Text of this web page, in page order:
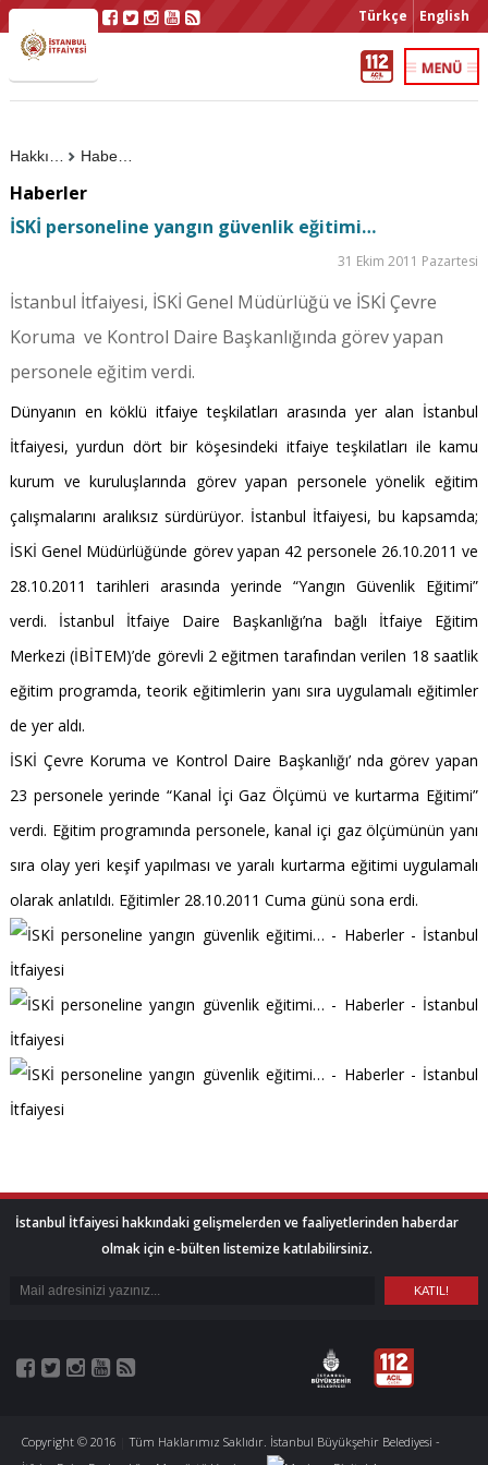
Türkçe English
Haberler
Haberler
İSKİ personeline yangın güvenlik eğitimi…
31 Ekim 2011 Pazartesi
İstanbul İtfaiyesi, İSKİ Genel Müdürlüğü ve İSKİ Çevre
Koruma ve Kontrol Daire Başkanlığında görev yapan
personele eğitim verdi.
Dünyanın en köklü itfaiye teşkilatları arasında yer alan İstanbul
İtfaiyesi, yurdun dört bir köşesindeki itfaiye teşkilatları ile kamu
kurum ve kuruluşlarında görev yapan personele yönelik eğitim
çalışmalarını aralıksız sürdürüyor. İstanbul İtfaiyesi, bu kapsamda;
İSKİ Genel Müdürlüğünde görev yapan 42 personele 26.10.2011 ve
28.10.2011 tarihleri arasında yerinde “Yangın Güvenlik Eğitimi”
verdi. İstanbul İtfaiye Daire Başkanlığı’na bağlı İtfaiye Eğitim
Merkezi (İBİTEM)’de görevli 2 eğitmen tarafından verilen 18 saatlik
eğitim programda, teorik eğitimlerin yanı sıra uygulamalı eğitimler
de yer aldı.
İSKİ Çevre Koruma ve Kontrol Daire Başkanlığı’ nda görev yapan
23 personele yerinde “Kanal İçi Gaz Ölçümü ve kurtarma Eğitimi”
verdi. Eğitim programında personele, kanal içi gaz ölçümünün yanı
sıra olay yeri keşif yapılması ve yaralı kurtarma eğitimi uygulamalı
olarak anlatıldı. Eğitimler 28.10.2011 Cuma günü sona erdi.
İstanbul İtfaiyesi hakkındaki gelişmelerden ve faaliyetlerinden haberdar
olmak için e-bülten listemize katılabilirsiniz.
Copyright © 2016
Tüm Haklarımız Saklıdır. İstanbul Büyükşehir Belediyesi -